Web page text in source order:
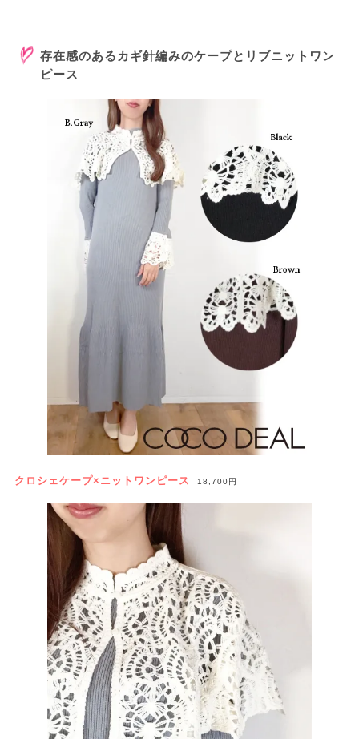
存在感のあるカギ針編みのケープとリブニットワン
ピース
クロシェケープ×ニットワンピース 18,700円